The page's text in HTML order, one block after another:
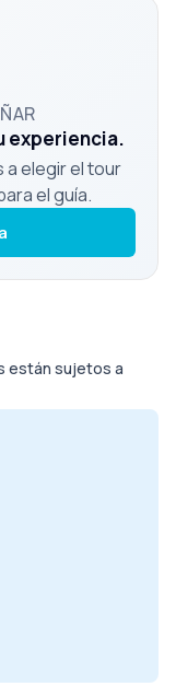
experiencia.
a elegir el tour
el guía.
están sujetos a